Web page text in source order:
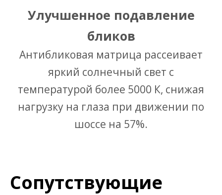
Улучшенное подавление
бликов
Антибликовая матрица рассеивает
яркий солнечный свет с
температурой более 5000 К, снижая
нагрузку на глаза при движении по
шоссе на 57%.
Сопутствующие